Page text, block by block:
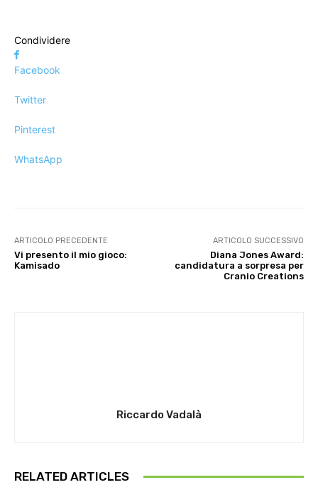
Condividere
Facebook
Twitter
Pinterest
WhatsApp
ARTICOLO PRECEDENTE
Vi presento il mio gioco:
Kamisado
ARTICOLO SUCCESSIVO
Diana Jones Award:
candidatura a sorpresa per
Cranio Creations
Riccardo Vadalà
RELATED ARTICLES